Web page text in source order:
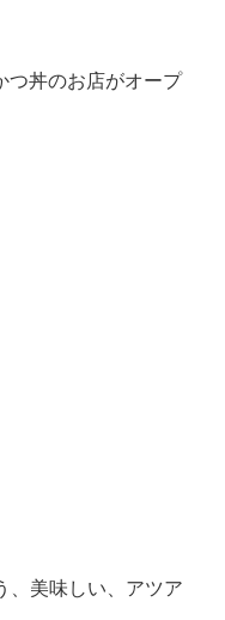
つ丼のお店がオープ
、美味しい、アツア